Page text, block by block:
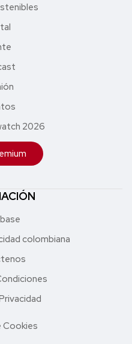
2026
colombiana
Cookies